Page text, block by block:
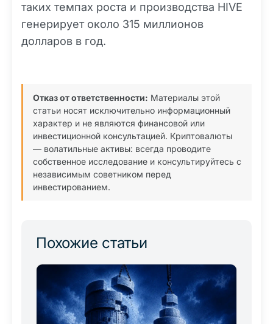
таких темпах роста и производства HIVE
генерирует около 315 миллионов
долларов в год.
Отказ от ответственности: Материалы этой
статьи носят исключительно информационный
характер и не являются финансовой или
инвестиционной консультацией. Криптовалюты
— волатильные активы: всегда проводите
собственное исследование и консультируйтесь с
независимым советником перед
инвестированием.
Похожие статьи